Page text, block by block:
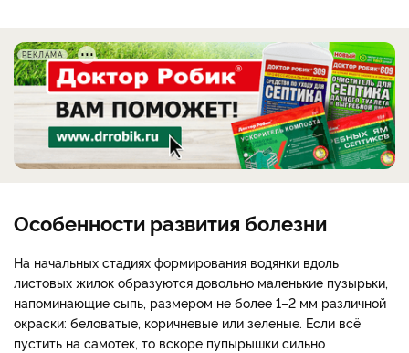
РЕКЛАМА
Особенности развития болезни
На начальных стадиях формирования водянки вдоль
листовых жилок образуются довольно маленькие пузырьки,
напоминающие сыпь, размером не более 1–2 мм различной
окраски: беловатые, коричневые или зеленые. Если всё
пустить на самотек, то вскоре пупырышки сильно